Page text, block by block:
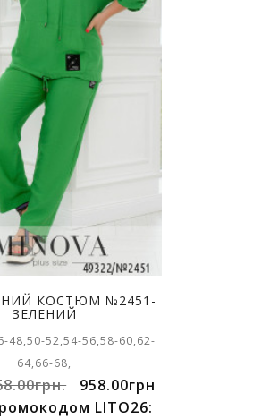
КОСТЮМ №2451-
ЗЕЛЕНИЙ
48,50-52,54-56,58-60,62-
64,66-68,
958.00грн
LITO26: